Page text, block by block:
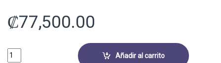
₡77,500.00
RIBBON DE CERA ZEBRA 4.33 PULG X 500 METROS NUCLEO 1
Añadir al carrito